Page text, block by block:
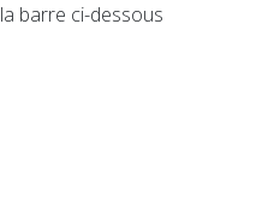
barre ci-dessous